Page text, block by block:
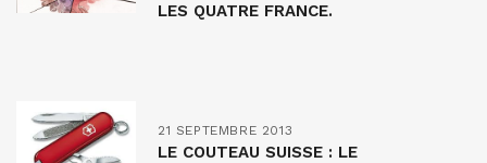
LES QUATRE FRANCE.
21 SEPTEMBRE 2013
LE COUTEAU SUISSE : LE